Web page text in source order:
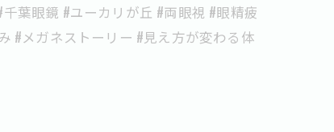
葉眼鏡 #ユーカリが丘 #両眼視 #眼精疲
#メガネストーリー #見え方が変わる体